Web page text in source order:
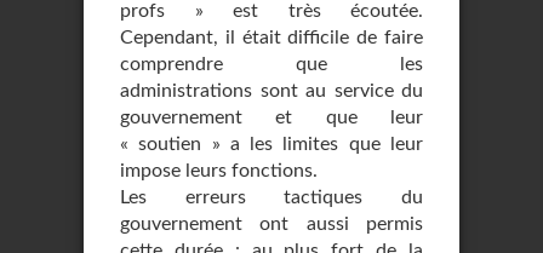
profs » est très écoutée.
Cependant, il était difficile de faire
comprendre que les
administrations sont au service du
gouvernement et que leur
« soutien » a les limites que leur
impose leurs fonctions.
Les erreurs tactiques du
gouvernement ont aussi permis